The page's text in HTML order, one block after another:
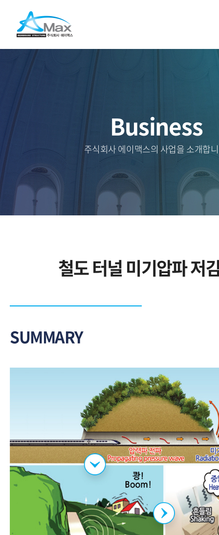
Business
주식회사 에이맥스의 사업을 소개합
철도 터널 미기압파 저
SUMMARY